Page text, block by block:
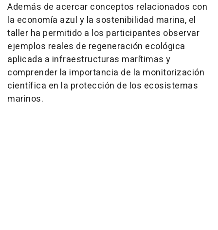
Además de acercar conceptos relacionados con
la economía azul y la sostenibilidad marina, el
taller ha permitido a los participantes observar
ejemplos reales de regeneración ecológica
aplicada a infraestructuras marítimas y
comprender la importancia de la monitorización
científica en la protección de los ecosistemas
marinos.